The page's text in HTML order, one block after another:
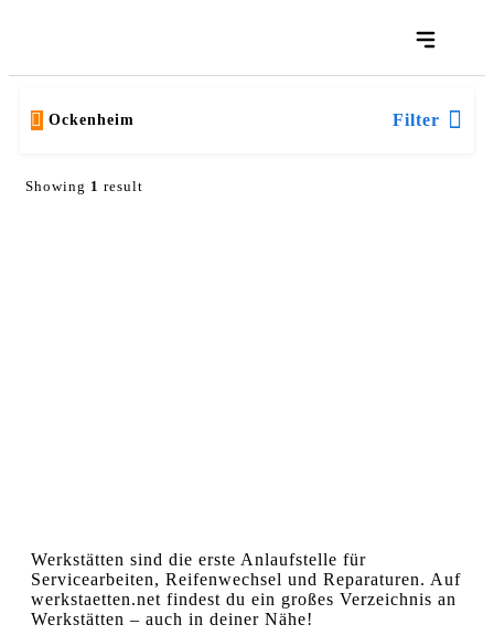
Ockenheim Filter
Showing 1 result
Werkstätten sind die erste Anlaufstelle für
Servicearbeiten, Reifenwechsel und Reparaturen. Auf
werkstaetten.net findest du ein großes Verzeichnis an
Werkstätten – auch in deiner Nähe!